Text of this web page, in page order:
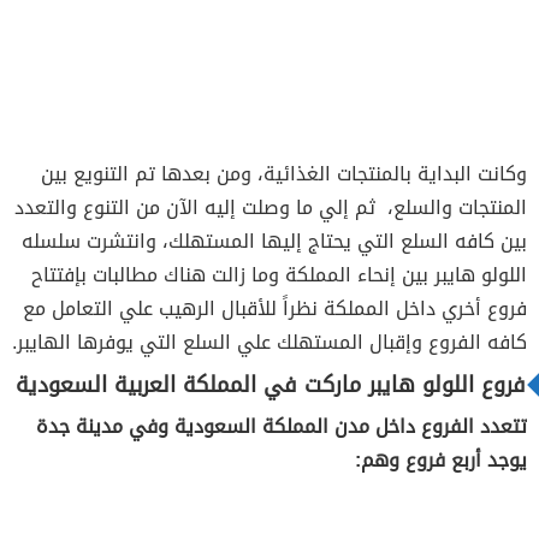
وكانت البداية بالمنتجات الغذائية، ومن بعدها تم التنويع بين
المنتجات والسلع، ثم إلي ما وصلت إليه الآن من التنوع والتعدد
بين كافه السلع التي يحتاج إليها المستهلك، وانتشرت سلسله
اللولو هايبر بين إنحاء المملكة وما زالت هناك مطالبات بإفتتاح
فروع أخري داخل المملكة نظراً للأقبال الرهيب علي التعامل مع
كافه الفروع وإقبال المستهلك علي السلع التي يوفرها الهايبر.
فروع اللولو هايبر ماركت في المملكة العربية السعودية
تتعدد الفروع داخل مدن المملكة السعودية وفي مدينة جدة
يوجد أربع فروع وهم: